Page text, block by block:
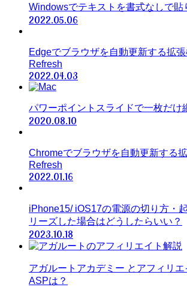
Windowsでテキストを書式なしで貼
2022.05.06
Edgeでブラウザを自動更新する拡
Refresh
2022.04.03
パワーポイントスライドで一枚だけ
2020.08.10
Chromeでブラウザを自動更新する
Refresh
2022.01.16
iPhone15/ iOS17の電源の切り方・
リーズした場合はどうしたらいい？
2023.10.18
アガルートアカデミー とアフィリ
ASPは？